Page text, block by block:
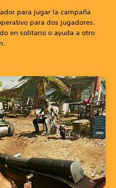
para jugar la campaña
para dos jugadores.
en solitario o ayuda a otro